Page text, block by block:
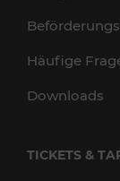
Häufige
Downloads
TICKETS &